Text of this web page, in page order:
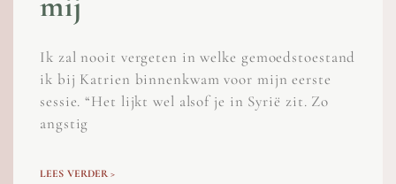
Ik zal nooit vergeten in welke gemoedstoestand
ik bij Katrien binnenkwam voor mijn eerste
sessie. “Het lijkt wel alsof je in Syrië zit. Zo
angstig
LEES VERDER >